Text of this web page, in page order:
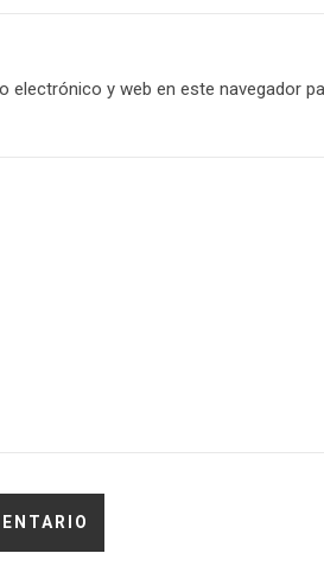
electrónico y web en este navegador